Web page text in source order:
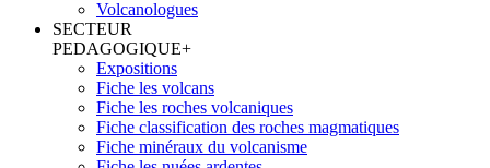
Volcanologues
SECTEUR
PEDAGOGIQUE+
Expositions
Fiche les volcans
Fiche les roches volcaniques
Fiche classification des roches magmatiques
Fiche minéraux du volcanisme